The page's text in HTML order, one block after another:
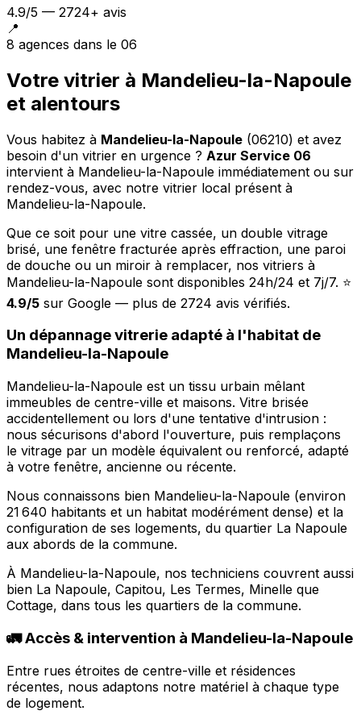
4.9/5 — 2724+ avis
📍
8 agences dans le 06
Votre vitrier à Mandelieu-la-Napoule
et alentours
Vous habitez à Mandelieu-la-Napoule (06210) et avez
besoin d'un vitrier en urgence ? Azur Service 06
intervient à Mandelieu-la-Napoule immédiatement ou sur
rendez-vous, avec notre vitrier local présent à
Mandelieu-la-Napoule.
Que ce soit pour une vitre cassée, un double vitrage
brisé, une fenêtre fracturée après effraction, une paroi
de douche ou un miroir à remplacer, nos vitriers à
Mandelieu-la-Napoule sont disponibles 24h/24 et 7j/7. ⭐
4.9/5 sur Google — plus de 2724 avis vérifiés.
Un dépannage vitrerie adapté à l'habitat de
Mandelieu-la-Napoule
Mandelieu-la-Napoule est un tissu urbain mêlant
immeubles de centre-ville et maisons. Vitre brisée
accidentellement ou lors d'une tentative d'intrusion :
nous sécurisons d'abord l'ouverture, puis remplaçons
le vitrage par un modèle équivalent ou renforcé, adapté
à votre fenêtre, ancienne ou récente.
Nous connaissons bien Mandelieu-la-Napoule (environ
21 640 habitants et un habitat modérément dense) et la
configuration de ses logements, du quartier La Napoule
aux abords de la commune.
À Mandelieu-la-Napoule, nos techniciens couvrent aussi
bien La Napoule, Capitou, Les Termes, Minelle que
Cottage, dans tous les quartiers de la commune.
🚛 Accès & intervention à Mandelieu-la-Napoule
Entre rues étroites de centre-ville et résidences
récentes, nous adaptons notre matériel à chaque type
de logement.